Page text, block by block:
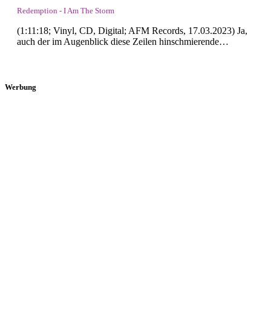
Redemption - I Am The Storm
(1:11:18; Vinyl, CD, Digital; AFM Records, 17.03.2023) Ja,
auch der im Augenblick diese Zeilen hinschmierende…
Werbung